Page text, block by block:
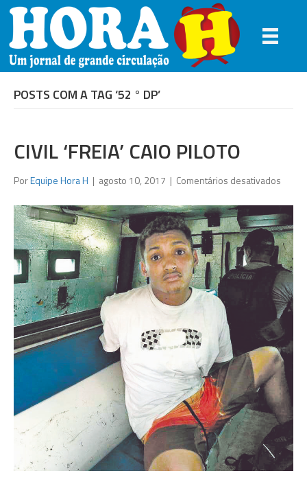
POSTS COM A TAG ‘52 ° DP’
CIVIL ‘FREIA’ CAIO PILOTO
PorEquipe Hora H | agosto 10, 2017 | Comentários desativados
‘freia’
Caio
Piloto